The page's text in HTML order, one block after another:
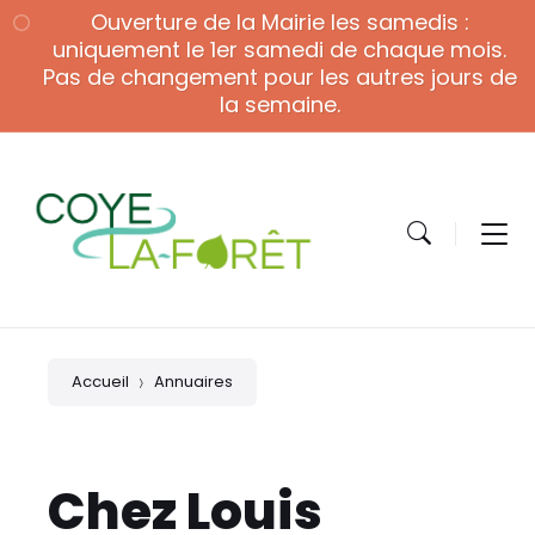
to
content
to
navigation
to
footer
Ouverture de la Mairie les samedis :
uniquement le 1er samedi de chaque mois.
Pas de changement pour les autres jours de
la semaine.
Accueil Annuaires
Chez Louis